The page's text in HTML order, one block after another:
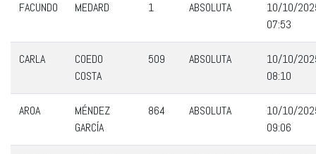
FACUNDO MEDARD 1 ABSOLUTA
10/10/
07:53
CARLA
COEDO
COSTA
509 ABSOLUTA
10/10/
08:10
AROA
MÉNDEZ
GARCÍA
864 ABSOLUTA
10/10/
09:06